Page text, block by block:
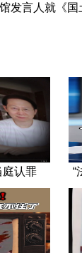
人就《国土报》发
庭认罪 “